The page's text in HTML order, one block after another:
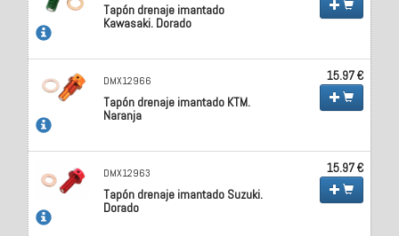
Tapón drenaje imantado
Kawasaki. Dorado
DMX12966
Tapón drenaje imantado KTM.
Naranja
15.97 €
DMX12963
Tapón drenaje imantado Suzuki.
Dorado
15.97 €